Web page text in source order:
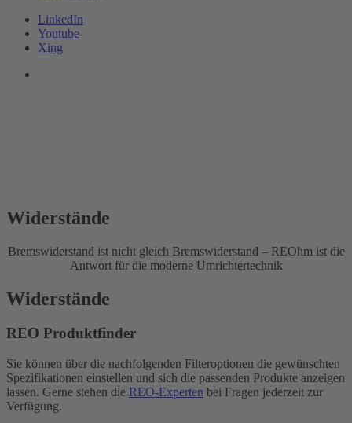
LinkedIn
Youtube
Xing
Widerstände
Bremswiderstand ist nicht gleich Bremswiderstand – REOhm ist die
Antwort für die moderne Umrichtertechnik
Widerstände
REO Produktfinder
Sie können über die nachfolgenden Filteroptionen die gewünschten
Spezifikationen einstellen und sich die passenden Produkte anzeigen
lassen. Gerne stehen die REO-Experten bei Fragen jederzeit zur
Verfügung.